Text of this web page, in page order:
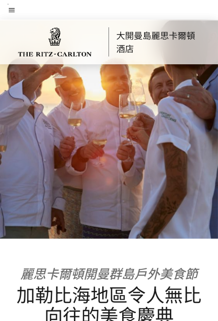
Skip
大開曼島麗思卡爾頓
酒店
麗思卡爾頓開曼群島戶外美食節
加勒比海地區令人無比
向往的美食慶典